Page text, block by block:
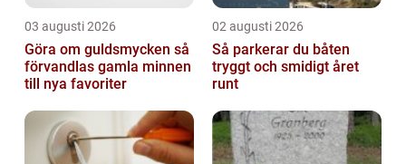
03 augusti 2026
Göra om guldsmycken så
förvandlas gamla minnen
till nya favoriter
02 augusti 2026
Så parkerar du båten
tryggt och smidigt året
runt